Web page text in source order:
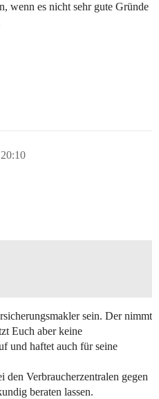
wenn es nicht sehr gute Gründe
sein. Der nimmt
Euch aber keine
und haftet auch für seine
Verbraucherzentralen gegen
beraten lassen.